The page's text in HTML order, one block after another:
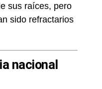
sus raíces, pero
sido refractarios
nacional